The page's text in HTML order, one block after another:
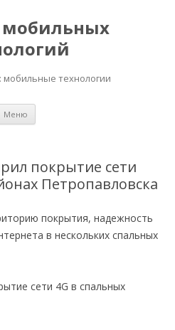
мобильных
мобильные технологии
Меню
покрытие сети
Петропавловска
покрытия, надежность
в нескольких спальных
сети 4G в спальных